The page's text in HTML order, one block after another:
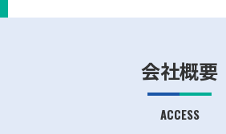
会社概要
ACCESS